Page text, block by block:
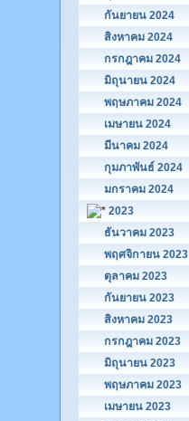
กันยายน 2024
สิงหาคม 2024
กรกฎาคม 2024
มิถุนายน 2024
พฤษภาคม 2024
เมษายน 2024
มีนาคม 2024
กุมภาพันธ์ 2024
มกราคม 2024
2023
ธันวาคม 2023
พฤศจิกายน 2023
ตุลาคม 2023
กันยายน 2023
สิงหาคม 2023
กรกฎาคม 2023
มิถุนายน 2023
พฤษภาคม 2023
เมษายน 2023